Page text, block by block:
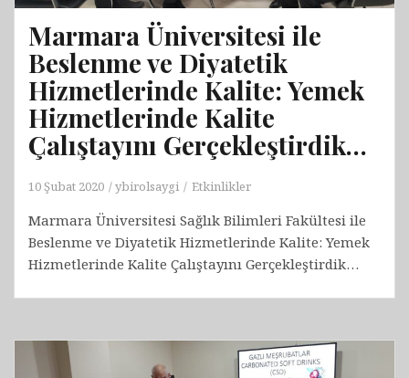
Marmara Üniversitesi ile
Beslenme ve Diyatetik
Hizmetlerinde Kalite: Yemek
Hizmetlerinde Kalite
Çalıştayını Gerçekleştirdik…
10 Şubat 2020 ybirolsaygi Etkinlikler
Marmara Üniversitesi Sağlık Bilimleri Fakültesi ile
Beslenme ve Diyatetik Hizmetlerinde Kalite: Yemek
Hizmetlerinde Kalite Çalıştayını Gerçekleştirdik…